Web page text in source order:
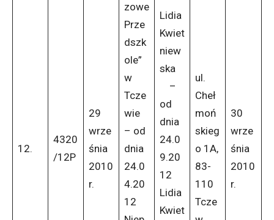
12.
4320
/12P
29
wrze
śnia
2010
r.
zowe
Prze
dszk
ole”
w
Tcze
wie
– od
dnia
24.0
4.20
12
Lidia
Kwiet
niew
ska
–
od
dnia
24.0
9.20
12
Lidia
Kwiet
ul.
Cheł
moń
skieg
o 1A,
83-
110
Tcze
30
wrze
śnia
2010
r.